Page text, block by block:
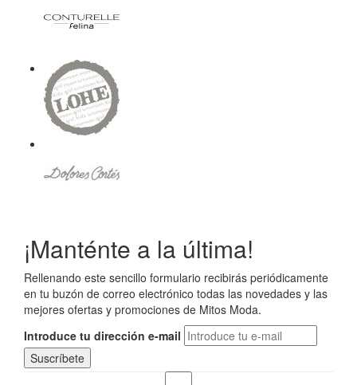
¡Manténte a la última!
Rellenando este sencillo formulario recibirás periódicamente
en tu buzón de correo electrónico todas las novedades y las
mejores ofertas y promociones de Mitos Moda.
Introduce tu dirección e-mail